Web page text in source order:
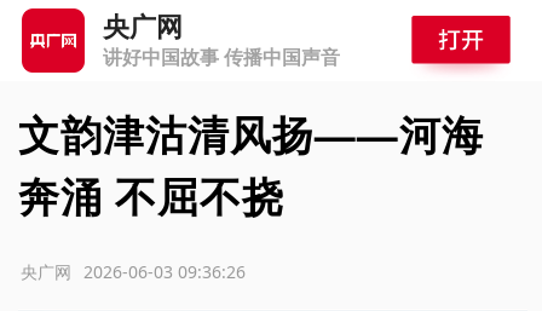
央广网
讲好中国故事 传播中国声音
文韵津沽清风扬——河海
奔涌 不屈不挠
2026-06-03 09:36:26
央广网